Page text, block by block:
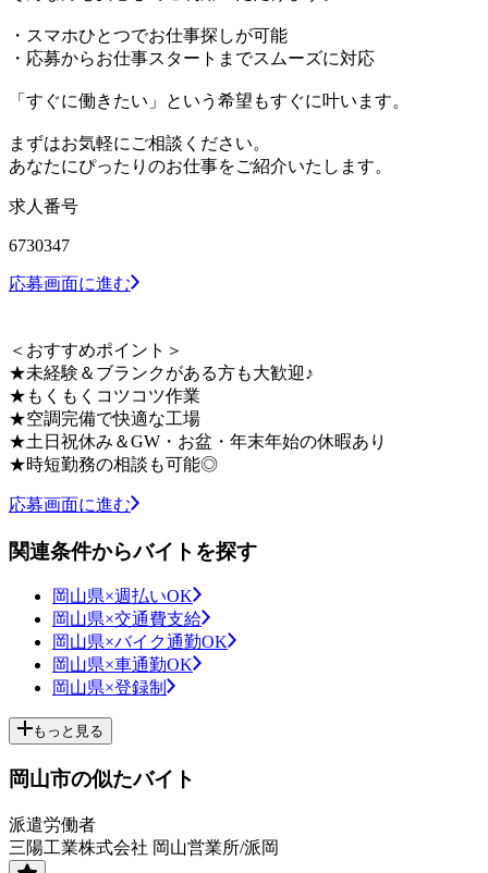
・スマホひとつでお仕事探しが可能
・応募からお仕事スタートまでスムーズに対応
「すぐに働きたい」という希望もすぐに叶います。
まずはお気軽にご相談ください。
あなたにぴったりのお仕事をご紹介いたします。
求人番号
6730347
応募画面に進む
＜おすすめポイント＞
★未経験＆ブランクがある方も大歓迎♪
★もくもくコツコツ作業
★空調完備で快適な工場
★土日祝休み＆GW・お盆・年末年始の休暇あり
★時短勤務の相談も可能◎
応募画面に進む
関連条件からバイトを探す
岡山県×週払いOK
岡山県×交通費支給
岡山県×バイク通勤OK
岡山県×車通勤OK
岡山県×登録制
もっと見る
岡山市の似たバイト
派遣労働者
三陽工業株式会社 岡山営業所/派岡